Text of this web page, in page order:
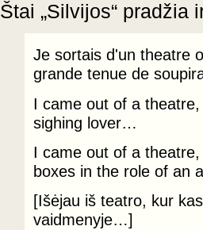
Štai „Silvijos“ pradžia
Je sortais d'un theatre
grande tenue de
I came out of a
sighing lover…
I came out of a
boxes in the role of an
[Išėjau iš teatro, kur
vaidmenyje…]